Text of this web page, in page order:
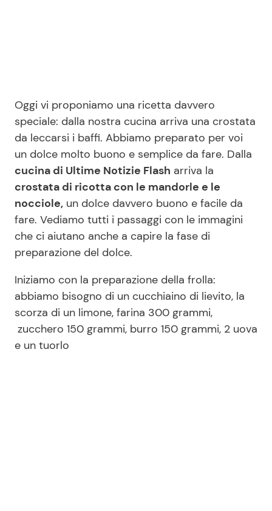
Viaggi e Turismo
Festività
Ricette Feste
Ricette per Bambini
Seguici
Info
Chi siamo
Disclaimer e Privacy
Redazione
Oggi vi proponiamo una ricetta davvero
speciale: dalla nostra cucina arriva una crostata
da leccarsi i baffi. Abbiamo preparato per voi
un dolce molto buono e semplice da fare. Dalla
cucina di Ultime Notizie Flash arriva la
crostata di ricotta con le mandorle e le
nocciole, un dolce davvero buono e facile da
fare. Vediamo tutti i passaggi con le immagini
che ci aiutano anche a capire la fase di
preparazione del dolce.
Iniziamo con la preparazione della frolla:
abbiamo bisogno di un cucchiaino di lievito, la
scorza di un limone, farina 300 grammi,
zucchero 150 grammi, burro 150 grammi, 2 uova
e un tuorlo